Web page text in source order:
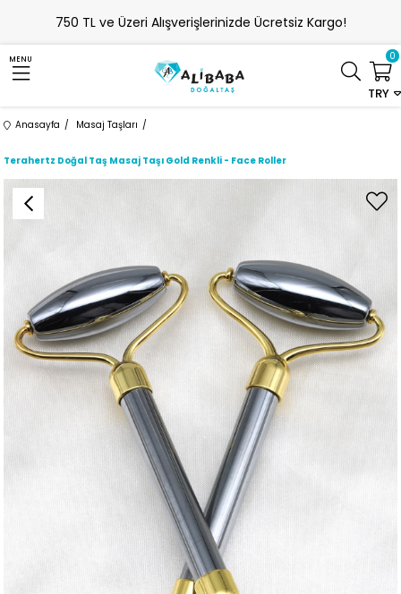
750 TL ve Üzeri Alışverişlerinizde Ücretsiz Kargo!
MENU
TRY
0
Anasayfa Masaj Taşları
Terahertz Doğal Taş Masaj Taşı Gold Renkli - Face Roller